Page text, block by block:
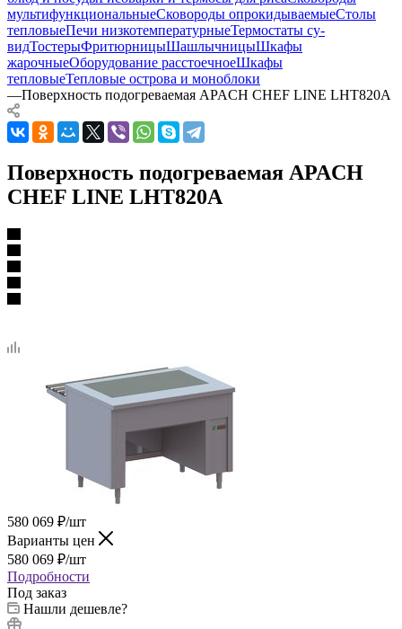
мультифункциональныеСковороды опрокидываемыеСтолы
тепловыеПечи низкотемпературныеТермостаты су-
видТостерыФритюрницыШашлычницыШкафы
жарочныеОборудование расстоечноеШкафы
тепловыеТепловые острова и моноблоки
—Поверхность подогреваемая APACH CHEF LINE LHT820A
Поверхность подогреваемая APACH
CHEF LINE LHT820A
580 069 ₽/шт
Варианты цен
580 069 ₽/шт
Подробности
Под заказ
Нашли дешевле?